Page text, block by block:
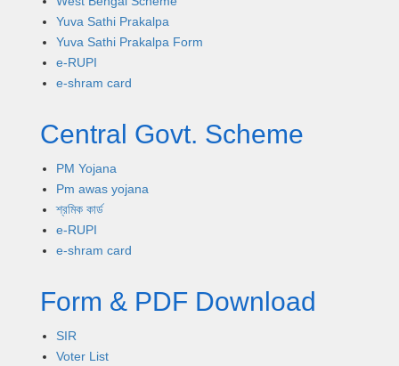
Yuva Sathi Prakalpa
Yuva Sathi Prakalpa Form
e-RUPI
e-shram card
Central Govt. Scheme
PM Yojana
Pm awas yojana
শ্রমিক কার্ড
e-RUPI
e-shram card
Form & PDF Download
SIR
Voter List